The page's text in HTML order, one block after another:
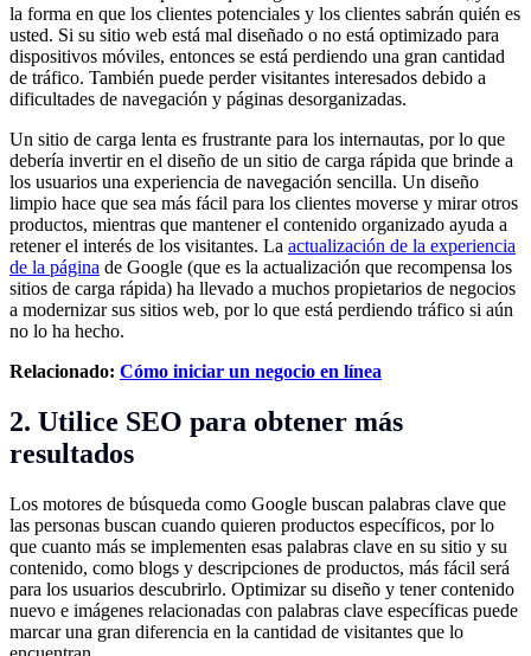
la forma en que los clientes potenciales y los clientes sabrán quién es
usted. Si su sitio web está mal diseñado o no está optimizado para
dispositivos móviles, entonces se está perdiendo una gran cantidad
de tráfico. También puede perder visitantes interesados debido a
dificultades de navegación y páginas desorganizadas.
Un sitio de carga lenta es frustrante para los internautas, por lo que
debería invertir en el diseño de un sitio de carga rápida que brinde a
los usuarios una experiencia de navegación sencilla. Un diseño
limpio hace que sea más fácil para los clientes moverse y mirar otros
productos, mientras que mantener el contenido organizado ayuda a
retener el interés de los visitantes. La actualización de la experiencia
de la página de Google (que es la actualización que recompensa los
sitios de carga rápida) ha llevado a muchos propietarios de negocios
a modernizar sus sitios web, por lo que está perdiendo tráfico si aún
no lo ha hecho.
Relacionado: Cómo iniciar un negocio en línea
2. Utilice SEO para obtener más
resultados
Los motores de búsqueda como Google buscan palabras clave que
las personas buscan cuando quieren productos específicos, por lo
que cuanto más se implementen esas palabras clave en su sitio y su
contenido, como blogs y descripciones de productos, más fácil será
para los usuarios descubrirlo. Optimizar su diseño y tener contenido
nuevo e imágenes relacionadas con palabras clave específicas puede
marcar una gran diferencia en la cantidad de visitantes que lo